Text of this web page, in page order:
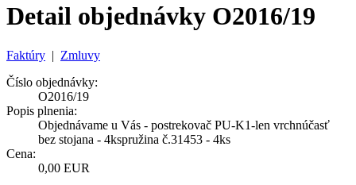
Detail objednávky O2016/19
Faktúry | Zmluvy
Číslo objednávky:
O2016/19
Popis plnenia:
Objednávame u Vás - postrekovač PU-K1-len vrchnúčasť
bez stojana - 4kspružina č.31453 - 4ks
Cena:
0,00 EUR